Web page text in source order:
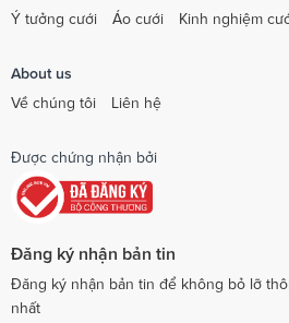
Ý tưởng cưới
Áo cưới Kinh nghiệm
About us
Về chúng tôi
Liên hệ
Được chứng nhận bởi
Đăng ký nhận bản tin
Đăng ký nhận bản tin để không bỏ lỡ
nhất